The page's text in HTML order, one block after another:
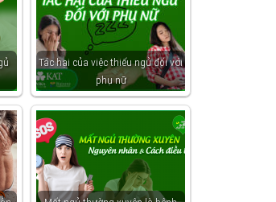
Tác hại của việc thiếu ngủ đối với
phụ nữ